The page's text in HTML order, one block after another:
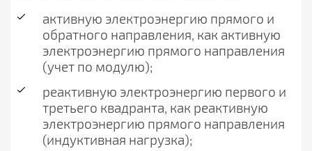
активную электроэнергию прямого и
обратного направления, как активную
электроэнергию прямого направления
(учет по модулю);
реактивную электроэнергию первого и
третьего квадранта, как реактивную
электроэнергию прямого направления
(индуктивная нагрузка);